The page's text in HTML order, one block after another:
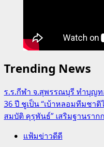
และ
ภัย
กลาง
ธรรมชาติ
โรงเรียน
Trending News
ร.ร.กีฬา จ.สุพรรณบุรี ทำบุญ
36 ปี ชูเป็น “เบ้าหลอมทีมชา
สมบัติ คุรุพันธ์” เสริมฐานราก
แฟ้มข่าวดีดี